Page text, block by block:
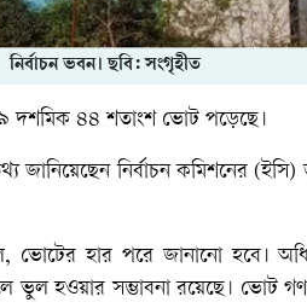
নির্বাচন ভবন। ছবি: সংগৃহীত
দশমিক ৪৪ শতাংশ ভোট পড়েছে।
জানিয়েছেন নির্বাচন কমিশনের
ভোটের হার পরে জানানো হবে।
ভুল হওয়ার সম্ভাবনা রয়েছে। ভোট